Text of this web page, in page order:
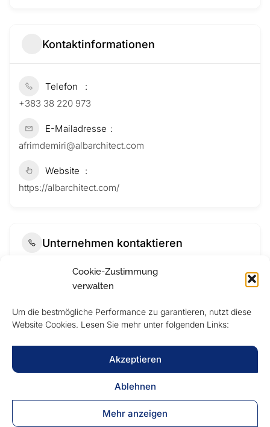
Cookie-Zustimmung
verwalten
Um die bestmögliche Performance zu garantieren, nutzt diese
Website Cookies. Lesen Sie mehr unter folgenden Links:
Akzeptieren
Ablehnen
Mehr anzeigen
Kontaktinformationen
Telefon
+383 38 220 973
E-Mailadresse
afrimdemiri@albarchitect.com
Website
https://albarchitect.com/
Unternehmen kontaktieren